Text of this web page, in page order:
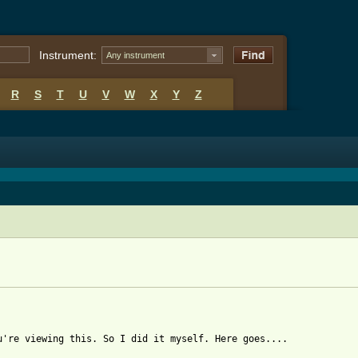
Instrument: Any instrument
R S T U V W X Y Z